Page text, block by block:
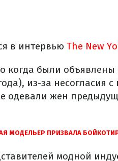
в интервью The New
когда были
из-за несогласия
одевали жен
МОДЕЛЬЕР ПРИЗВАЛА
модной